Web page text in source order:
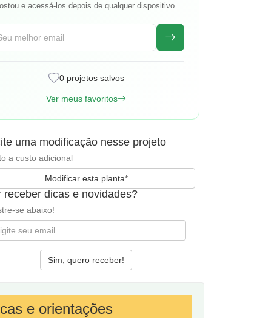
e acessá-los depois de qualquer dispositivo.
0 projetos salvos
Ver meus favoritos
uma modificação nesse projeto
a custo adicional
Modificar esta planta*
receber dicas e novidades?
se abaixo!
e orientações